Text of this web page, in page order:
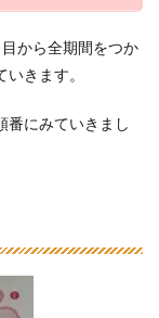
から全期間をつか
きます。
番にみていきまし